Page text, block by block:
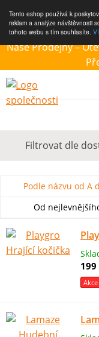
Tento eshop používá k
reklam a analýze návštěvnosti
tohoto webu s tím souhlasíte.
Naše Prodejny –
Filtrovat dle
Podle názvu od A
Od
199
Akce